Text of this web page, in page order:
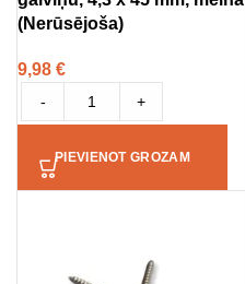
(Nerūsējoša)
9,98 €
- +
PIEVIENOT GROZAM